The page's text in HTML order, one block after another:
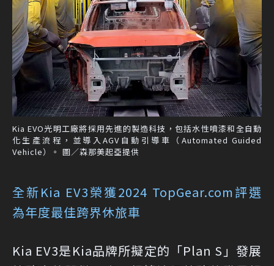
Kia EVO光明工廠將採用先進的製造科技，包括水性噴漆和全自動
化生產流程，並導入AGV自動引導車（Automated Guided
Vehicle）。 圖／森那美起亞提供
全新Kia EV3榮獲2024 TopGear.com評選
為年度最佳跨界休旅車
Kia EV3是Kia品牌所擬定的「Plan S」發展